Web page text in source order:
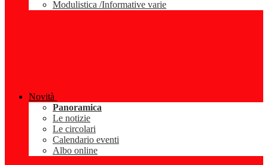
Modulistica /Informative varie
Novità
Panoramica
Le notizie
Le circolari
Calendario eventi
Albo online